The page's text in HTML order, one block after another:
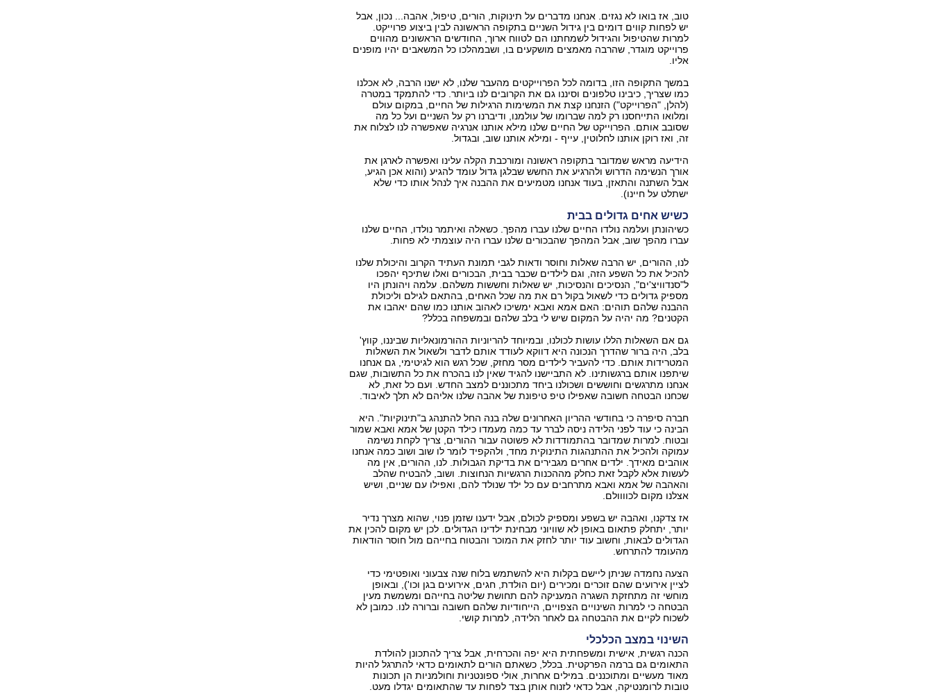
טוב, אז בואו לא נגזים. אנחנו מדברים על תינוקות, הורים, טיפול, אהבה... נכון, אבל
יש לפחות קווים דומים בין גידול השניים בתקופה הראשונה לבין ביצוע פרוייקט.
למרות שהטיפול והגידול לשמחתנו הם לטווח ארוך, החודשים הראשונים מהווים
פרוייקט מוגדר, שהרבה מאמצים מושקעים בו, ושבמהלכו כל המשאבים יהיו מופנים
אליו.
במשך התקופה הזו, בדומה לכל הפרוייקטים מהעבר שלנו, לא ישנו הרבה, לא אכלנו
כמו שצריך, כיבינו טלפונים וסיננו גם את הקרובים לנו ביותר. כדי להתמקד במטרה
(להלן, "הפרוייקט") הזנחנו קצת את המשימות הרגילות של החיים, במקום עולם
ומלואו התייחסנו רק למה שברומו של עולמנו, ודיברנו רק על השניים ועל כל מה
שסובב אותם. הפרוייקט של החיים שלנו מילא אותנו אנרגיה שאפשרה לנו לצלוח את
זה, ואז רוקן אותנו לחלוטין, עייף - ומילא אותנו שוב, ובגדול.
הידיעה מראש שמדובר בתקופה ראשונה ומורכבת הקלה עלינו ואפשרה לארגן את
אורך הנשימה הדרוש ולהרגיע את החשש שבלגן גדול עומד להגיע (והוא אכן הגיע,
אבל השתנה והתאזן, בעוד אנחנו מטמיעים את ההבנה איך לנהל אותו כדי שלא
ישתלט על חיינו).
כשיש אחים גדולים בבית
‏כשיהונתן ועלמה נולדו החיים שלנו עברו מהפך. כשאלה ואיתמר נולדו, החיים שלנו
עברו מהפך שוב, אבל המהפך שהבכורים שלנו עברו היה עוצמתי לא פחות.
לנו, ההורים, יש הרבה שאלות וחוסר ודאות לגבי תמונת העתיד הקרוב והיכולת שלנו
להכיל את כל השפע הזה, וגם לילדים שכבר בבית, הבכורים ואלו שתיכף יהפכו
ל"סנדוויצ'ים", הנסיכים והנסיכות, יש שאלות וחששות משלהם. עלמה ויהונתן היו
מספיק גדולים כדי לשאול בקול רם את מה שכל האחים, בהתאם לגילם וליכולת
ההבנה שלהם תוהים: האם אמא ואבא ימשיכו לאהוב אותנו כמו שהם יאהבו את
הקטנים? מה יהיה על המקום שיש לי בלב שלהם ובמשפחה בכלל?
גם אם השאלות הללו עושות לכולנו, ובמיוחד להריוניות ההורמונאליות שביננו, קווץ'
בלב, היה ברור שהדרך הנכונה היא דווקא לעודד אותם לדבר ולשאול את השאלות
‏המטרידות אותם. כדי להעביר לילדים מסר מחזק, שכל רגש הוא לגיטימי, גם אנחנו
שיתפנו אותם ברגשותינו. לא התביישנו להגיד שאין לנו בהכרח את כל התשובות, שגם
אנחנו מתרגשים וחוששים ושכולנו ביחד מתכוננים למצב החדש. ועם כל זאת, לא
שכחנו הבטחה חשובה שאפילו טיפ טיפונת של אהבה שלנו אליהם לא תלך לאיבוד.
חברה סיפרה כי בחודשי ההריון האחרונים שלה בנה החל להתנהג ב"תינוקיות". היא
הבינה כי עוד לפני הלידה ניסה לברר עד כמה מעמדו כילד הקטן של אמא ואבא שמור
ובטוח. למרות שמדובר בהתמודדות לא פשוטה עבור ההורים, צריך לקחת נשימה
עמוקה ולהכיל את ההתנהגות התינוקית מחד, ולהקפיד לומר לו שוב ושוב כמה אנחנו
אוהבים מאידך. ‏ילדים אחרים מגבירים את בדיקת הגבולות. לנו, ההורים, אין מה
לעשות אלא לקבל זאת כחלק מההכנות הרגשיות הנחוצות. ושוב, להבטיח שהלב
והאהבה של אמא ואבא מתרחבים עם כל ילד שנולד להם, ואפילו עם שניים, ושיש
אצלנו מקום לכוווולם.
אז צדקנו, ואהבה יש בשפע ומספיק לכולם, אבל ידענו שזמן פנוי, שהוא מצרך נדיר
יותר, יתחלק פתאום באופן לא שוויוני מבחינת ילדינו הגדולים. לכן יש מקום להכין את
הגדולים לבאות, וחשוב עוד יותר לחזק את המוכר והבטוח בחייהם מול חוסר הודאות
מהעומד להתרחש.
הצעה נחמדה שניתן ליישם בקלות היא להשתמש בלוח שנה צבעוני ואופטימי כדי
לציין אירועים ‏שהם זוכרים ומכירים (יום הולדת, חגים, אירועים בגן וכו'), ‏ובאופן
מוחשי זה מתחזקת השגרה המעניקה להם תחושת שליטה ‏בחייהם ומשמשת מעין
הבטחה כי למרות השינויים הצפויים, הייחודיות ‏שלהם חשובה וברורה לנו. כמובן לא
לשכוח לקיים את ההבטחה גם לאחר הלידה, למרות קושי.
השינוי במצב הכלכלי
הכנה רגשית, אישית ומשפחתית היא יפה והכרחית, אבל צריך להתכונן להולדת
התאומים גם ברמה הפרקטית. בכלל, כשאתם הורים לתאומים כדאי להתרגל להיות
מאוד מעשיים ומתוכננים. במילים אחרות, אולי ספונטניות וחולמניות הן תכונות
טובות לרומנטיקה, אבל כדאי לזנוח אותן בצד לפחות עד שהתאומים יגדלו מעט.